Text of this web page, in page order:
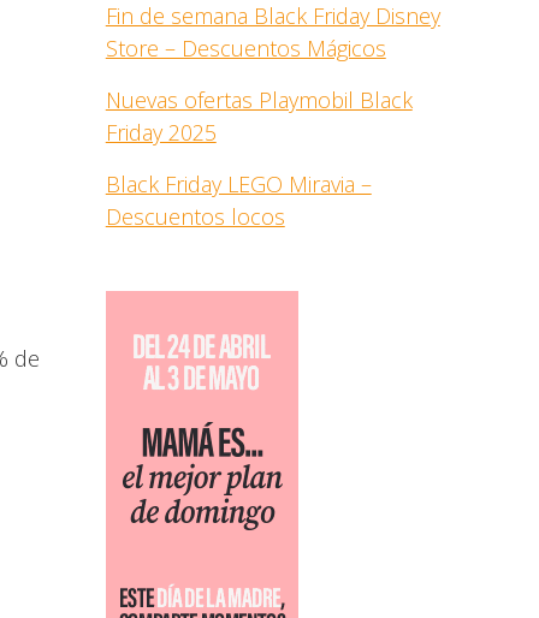
de
Fin de semana Black Friday Disney
Store – Descuentos Mágicos
Nuevas ofertas Playmobil Black
Friday 2025
Black Friday LEGO Miravia –
Descuentos locos